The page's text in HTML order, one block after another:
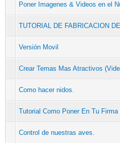
Poner Imagenes & Videos en el
TUTORIAL DE FABRICACION
Versión Movil
Crear Temas Mas Atractivos
Como hacer nidos.
Tutorial Como Poner En Tu
Control de nuestras aves.